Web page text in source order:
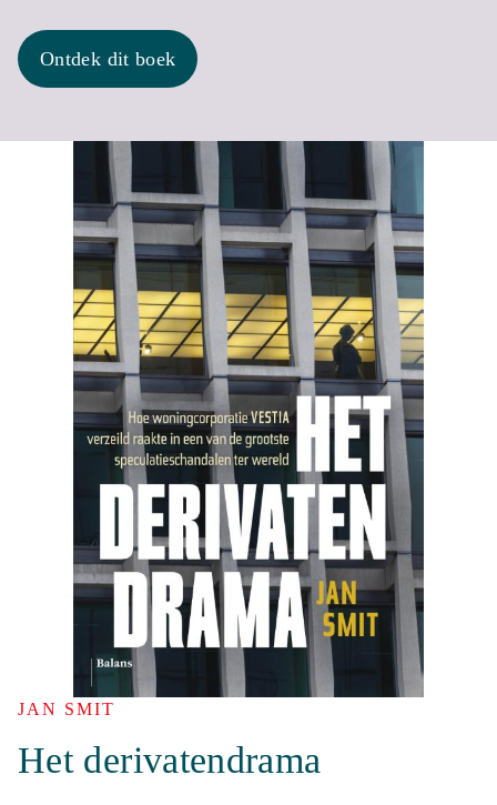
Ontdek dit boek
JAN SMIT
Het derivatendrama